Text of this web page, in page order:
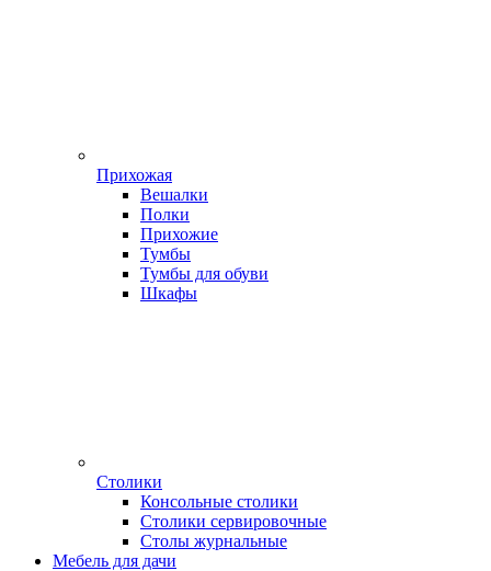
Прихожая
Вешалки
Полки
Прихожие
Тумбы
Тумбы для обуви
Шкафы
Столики
Консольные столики
Столики сервировочные
Столы журнальные
Мебель для дачи